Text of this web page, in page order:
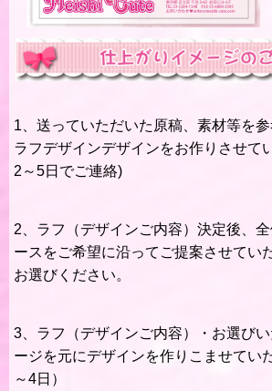
1、送っていただいた原稿、素材等を
ラフデザインデザインをお作りさせて
2～5日でご連絡)
2、ラフ（デザインご内容）決定後、
ースをご希望に沿ってご提案させてい
お選びください。
3、ラフ（デザインご内容）・お選び
ージを元にデザインを作りこませてい
～4日）